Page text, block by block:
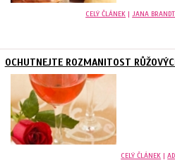
CELÝ ČLÁNEK |JANA
OCHUTNEJTE ROZMANITOST
CELÝ ČLÁNEK |